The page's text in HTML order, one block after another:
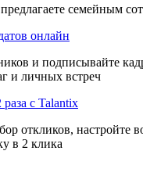
семейным
онлайн
и подписывайте
и личных встреч
раза с Talantix
откликов, настройте
в 2 клика